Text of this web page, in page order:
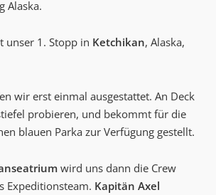
Alaska.
unser 1. Stopp in Ketchikan, Alaska,
wir erst einmal ausgestattet. An Deck
probieren, und bekommt für die
blauen Parka zur Verfügung gestellt.
wird uns dann die Crew
Expeditionsteam. Kapitän Axel